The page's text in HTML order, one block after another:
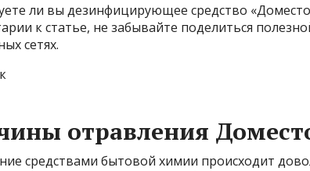
ли вы дезинфицирующее средство
к статье, не забывайте поделиться
сетях.
отравления
средствами бытовой химии происходит